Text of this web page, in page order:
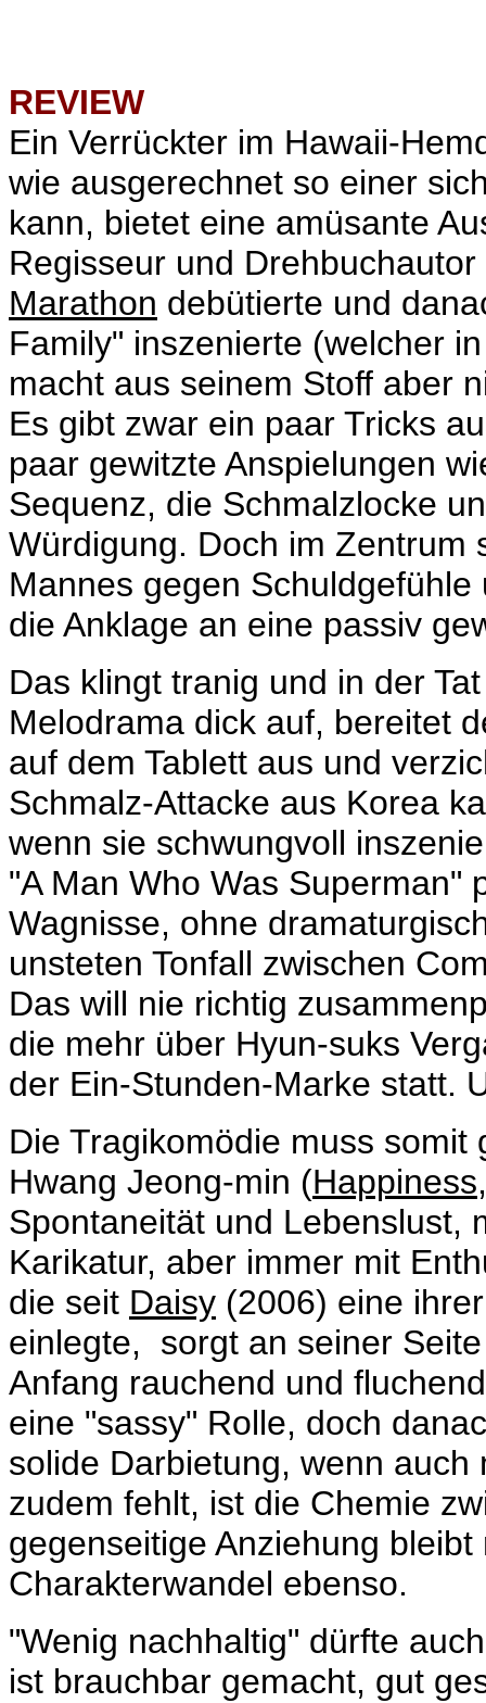
REVIEW
Ein Verrückter im Hawaii-
wie ausgerechnet so einer
kann, bietet eine amüsante
Regisseur und
Marathon debütierte und
Family" inszenierte (welcher
macht aus seinem Stoff aber
Es gibt zwar ein paar Tricks
paar gewitzte Anspielungen
Sequenz, die Schmalzlocke
Würdigung. Doch im Zentrum
Mannes gegen
die Anklage an eine passiv
Das klingt tranig und in der
Melodrama dick auf, bereitet
auf dem Tablett aus und
Schmalz-Attacke aus Korea
wenn sie schwungvoll
"A Man Who Was Superman"
Wagnisse, ohne
unsteten Tonfall zwischen
Das will nie richtig
die mehr über Hyun-suks
der Ein-Stunden-Marke statt.
Die Tragikomödie muss
Hwang Jeong-min (Happiness
Spontaneität und Lebenslust,
Karikatur, aber immer mit
die seit Daisy (2006) eine
einlegte, sorgt an seiner
Anfang rauchend und
eine "sassy" Rolle, doch
solide Darbietung, wenn
zudem fehlt, ist die Chemie
gegenseitige Anziehung
Charakterwandel ebenso.
"Wenig nachhaltig" dürfte
ist brauchbar gemacht, gut